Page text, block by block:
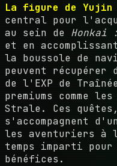
La figure de Yujin
central pour
au sein de
et en
la boussole de
peuvent récupérer
de l'EXP de
premiums comme
Strale. Ces
s'accompagnent
les aventuriers à
temps imparti
bénéfices.